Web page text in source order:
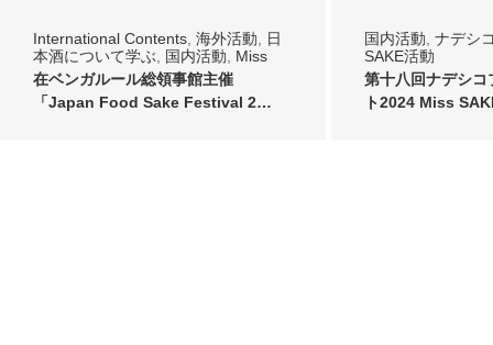
International Contents 海外活動
日
本酒について学ぶ
国内活動
Miss
SAKE活動
在ベンガルール総領事館主催
「Japan Food Sake Festival 2…
国内活動 ナデシ
SAKE活動
第十八回ナデシコ
ト2024 Miss